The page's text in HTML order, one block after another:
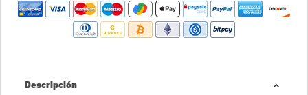
Descripción